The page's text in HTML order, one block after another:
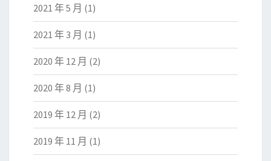
2021 年 5 月 (1)
2021 年 3 月 (1)
2020 年 12 月 (2)
2020 年 8 月 (1)
2019 年 12 月 (2)
2019 年 11 月 (1)